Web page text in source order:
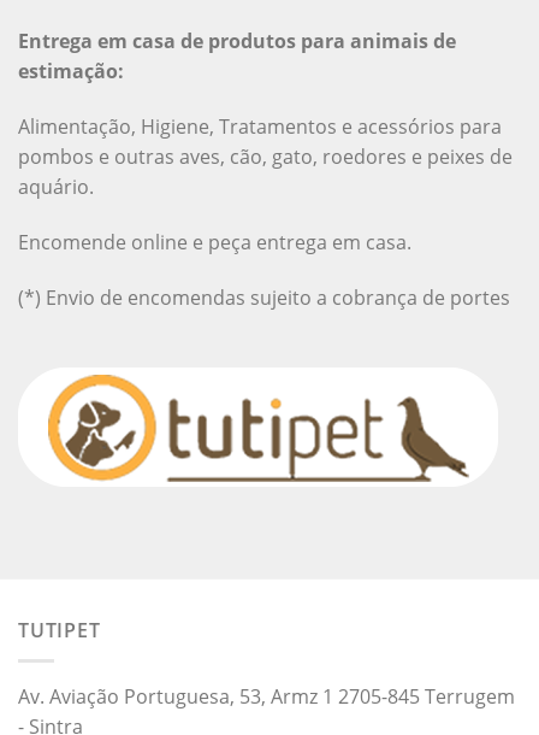
Entrega em casa de produtos para animais de
estimação:
Alimentação, Higiene, Tratamentos e acessórios para
pombos e outras aves, cão, gato, roedores e peixes de
aquário.
Encomende online e peça entrega em casa.
(*) Envio de encomendas sujeito a cobrança de portes
TUTIPET
Av. Aviação Portuguesa, 53, Armz 1 2705-845 Terrugem
- Sintra